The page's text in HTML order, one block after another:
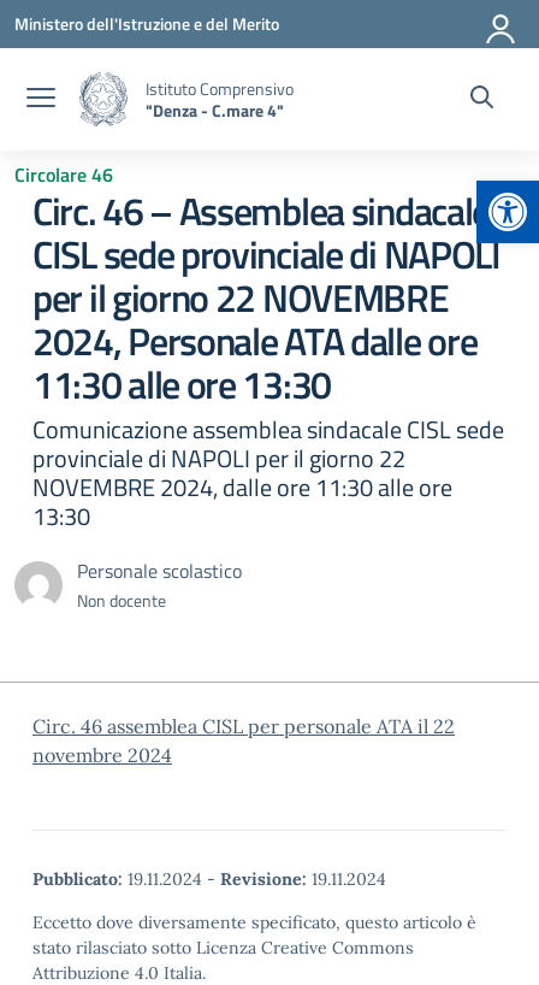
Vai ai contenuti
Vai al menu di navigazione
Vai al footer
Ministero dell'Istruzione e del Merito
Istituto Comprensivo
"Denza - C.mare 4"
Circolare 46
Circ. 46 – Assemblea sindacale
CISL sede provinciale di NAPOLI
per il giorno 22 NOVEMBRE
2024, Personale ATA dalle ore
11:30 alle ore 13:30
Comunicazione assemblea sindacale CISL sede
provinciale di NAPOLI per il giorno 22
NOVEMBRE 2024, dalle ore 11:30 alle ore
13:30
Personale scolastico
Non docente
Circ. 46 assemblea CISL per personale ATA il 22
novembre 2024
Pubblicato: 19.11.2024 - Revisione: 19.11.2024
Eccetto dove diversamente specificato, questo articolo è
stato rilasciato sotto Licenza Creative Commons
Attribuzione 4.0 Italia.